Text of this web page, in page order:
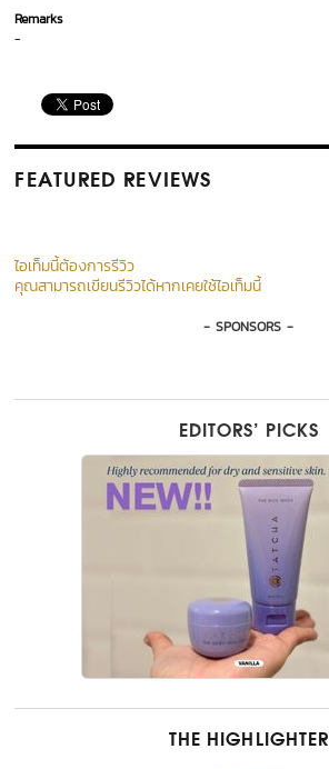
Remarks
-
FEATURED REVIEWS
ไอเท็มนี้ต้องการรีวิว
คุณสามารถเขียนรีวิวได้หากเคยใช้ไอเท็มนี้
- SPONSORS -
EDITORS’ PICKS
THE HIGHLIGHTER